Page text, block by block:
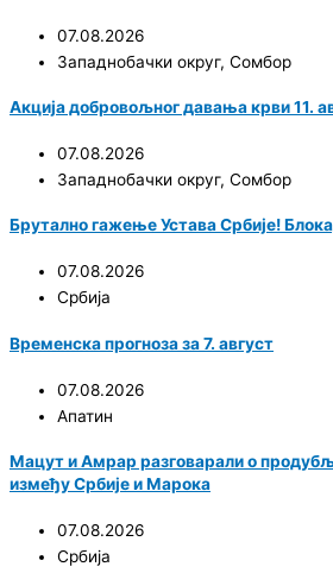
07.08.2026
Западнобачки округ, Сомбор
Акција добровољног давања крви 11.
07.08.2026
Западнобачки округ, Сомбор
Брутално гажење Устава Србије!
07.08.2026
Србија
Временска прогноза за 7. август
07.08.2026
Апатин
Мацут и Амрар разговарали о
између Србије и Марока
07.08.2026
Србија